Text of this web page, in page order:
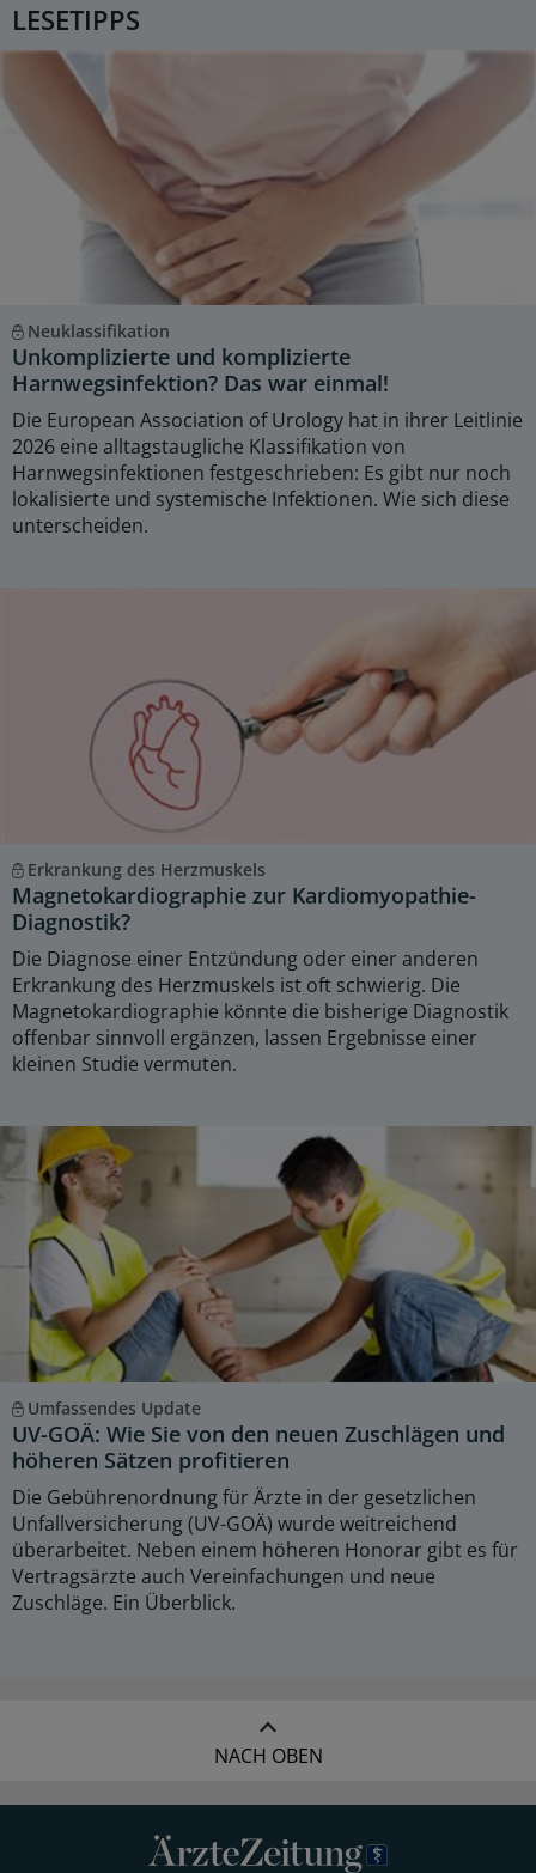
LESETIPPS
Neuklassifikation
Unkomplizierte und komplizierte
Harnwegsinfektion? Das war einmal!
Die European Association of Urology hat in ihrer Leitlinie
2026 eine alltagstaugliche Klassifikation von
Harnwegsinfektionen festgeschrieben: Es gibt nur noch
lokalisierte und systemische Infektionen. Wie sich diese
unterscheiden.
Erkrankung des Herzmuskels
Magnetokardiographie zur Kardiomyopathie-
Diagnostik?
Die Diagnose einer Entzündung oder einer anderen
Erkrankung des Herzmuskels ist oft schwierig. Die
Magnetokardiographie könnte die bisherige Diagnostik
offenbar sinnvoll ergänzen, lassen Ergebnisse einer
kleinen Studie vermuten.
Umfassendes Update
UV-GOÄ: Wie Sie von den neuen Zuschlägen und
höheren Sätzen profitieren
Die Gebührenordnung für Ärzte in der gesetzlichen
Unfallversicherung (UV-GOÄ) wurde weitreichend
überarbeitet. Neben einem höheren Honorar gibt es für
Vertragsärzte auch Vereinfachungen und neue
Zuschläge. Ein Überblick.
NACH OBEN